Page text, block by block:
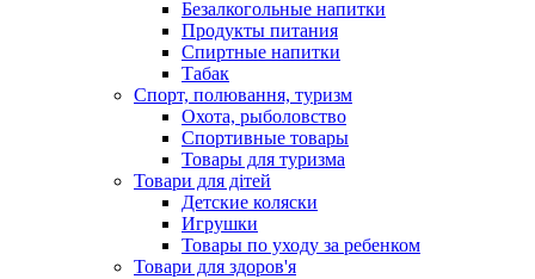
Безалкогольные напитки
Продукты питания
Спиртные напитки
Табак
Спорт, полювання, туризм
Охота, рыболовство
Спортивные товары
Товары для туризма
Товари для дітей
Детские коляски
Игрушки
Товары по уходу за ребенком
Товари для здоров'я